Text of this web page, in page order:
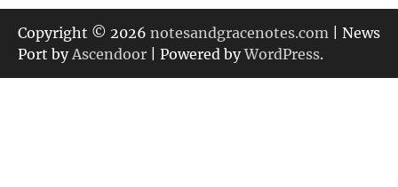
ゴ
リ
ー
Copyright © 2026 notesandgracenotes.com | News
Port byAscendoor | Powered byWordPress.